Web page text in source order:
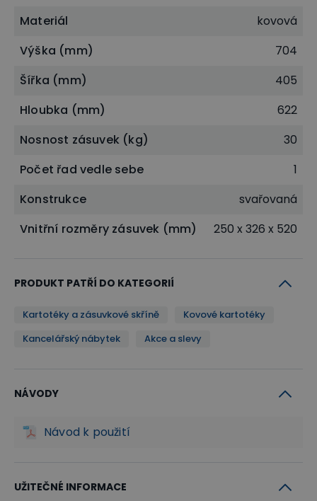
Materiál
kovová
Výška (mm)
704
Šířka (mm)
405
Hloubka (mm)
622
Nosnost zásuvek (kg)
30
Počet řad vedle sebe
1
Konstrukce
svařovaná
Vnitřní rozměry zásuvek (mm)
250 x 326 x 520
PRODUKT PATŘÍ DO KATEGORIÍ
Kartotéky a zásuvkové skříně
Kovové kartotéky
Kancelářský nábytek
Akce a slevy
NÁVODY
Návod k použití
UŽITEČNÉ INFORMACE